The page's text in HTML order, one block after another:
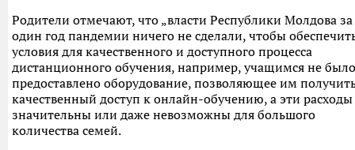
Родители отмечают, что „власти Республики Молдова за
один год пандемии ничего не сделали, чтобы
условия для качественного и доступного процесса
дистанционного обучения, например, учащимся не было
предоставлено оборудование, позволяющее им
качественный доступ к онлайн-обучению, а эти расходы
значительны или даже невозможны для большого
количества семей.